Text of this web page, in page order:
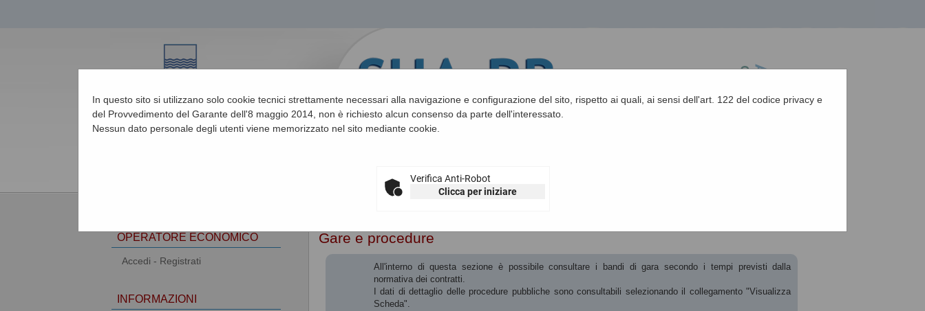
Procedure d'appalto e contratti
In questo sito si utilizzano solo cookie tecnici strettamente necessari alla navigazione e configurazione del sito, rispetto ai quali, ai sensi dell'art. 122 del codice privacy e
del Provvedimento del Garante dell'8 maggio 2014, non è richiesto alcun consenso da parte dell'interessato.
Nessun dato personale degli utenti viene memorizzato nel sito mediante cookie.
Verifica Anti-Robot
Clicca per iniziare
Gare e procedure
All'interno di questa sezione è possibile consultare i bandi di gara secondo i tempi previsti dalla
normativa dei contratti.
I dati di dettaglio delle procedure pubbliche sono consultabili selezionando il collegamento "Visualizza
Scheda".
OPERATORE ECONOMICO
Accedi - Registrati
INFORMAZIONI